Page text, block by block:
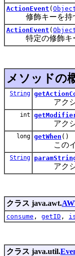
ActionEvent (
修飾キーを持
ActionEvent (
特定の修飾キー
メソッドの
String
アクショ
int
アクショ
long getWhen ()
このイベ
String
アクショ
クラス java.awt.
consume , getID ,
クラス java.util.